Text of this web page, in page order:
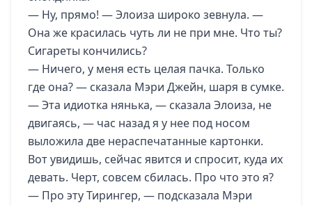
— Ну, прямо! — Элоиза широко зевнула. —
Она же красилась чуть ли не при мне. Что ты?
Сигареты кончились?
— Ничего, у меня есть целая пачка. Только
где она? — сказала Мэри Джейн, шаря в сумке.
— Эта идиотка нянька, — сказала Элоиза, не
двигаясь, — час назад я у нее под носом
выложила две нераспечатанные картонки.
Вот увидишь, сейчас явится и спросит, куда их
девать. Черт, совсем сбилась. Про что это я?
— Про эту Тирингер, — подсказала Мэри